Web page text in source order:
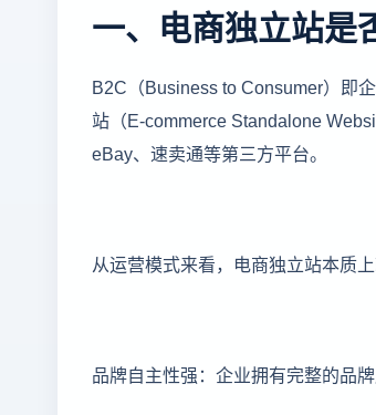
一、电商独立站是
B2C（Business to Consumer）即
站（E-commerce Standalone
eBay、速卖通等第三方平台。
从运营模式来看，电商独立站本质
品牌自主性强：企业拥有完整的品